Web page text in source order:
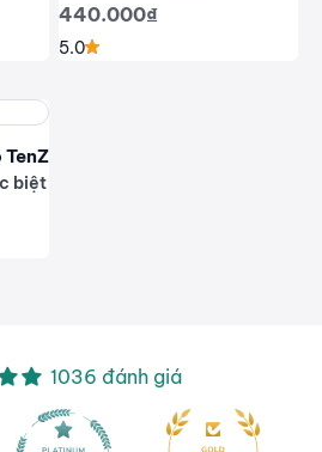
Giá giảm
440.000₫
5.0
biệt
1036 đánh giá